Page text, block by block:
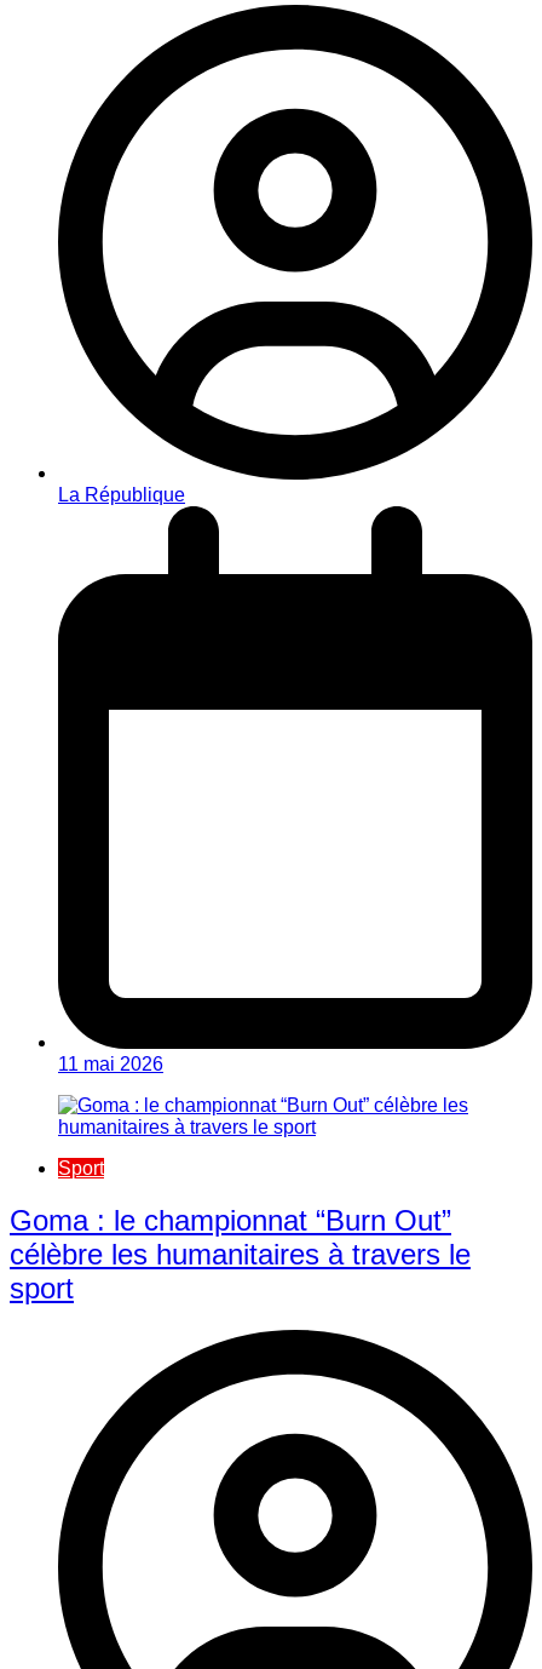
La République
11 mai 2026
Sport
Goma : le championnat “Burn Out”
célèbre les humanitaires à travers le
sport